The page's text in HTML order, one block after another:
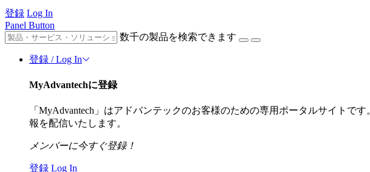
登録 Log In
Panel Button
数千の製品を検索できます
登録 / Log In
MyAdvantechに登録
「MyAdvantech」はアドバンテックのお客様のための専用ポータルサイトで
報を配信いたします。
メンバーに今すぐ登録！
登録 Log In